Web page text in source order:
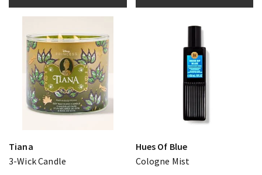
Tiana
3-Wick Candle
Hues Of Blue
Cologne Mist